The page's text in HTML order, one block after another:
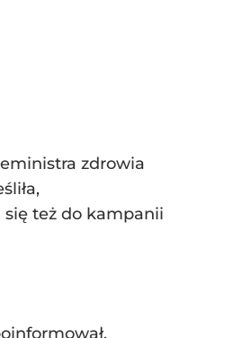
zdrowia
się też do kampanii